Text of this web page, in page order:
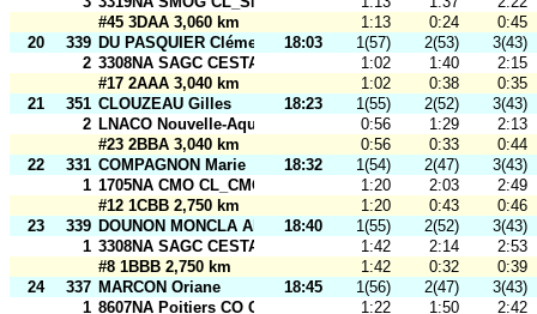
#45 3DAA 3,060 km
1:13 0:24
0:45
20
339 DU PASQUIER Clément 18:03 1(57) 2(53)
3(43)
2 3308NA SAGC CESTAS CL_SAGC 1 1:02 1:40
2:15
#17 2AAA 3,040 km
1:02 0:38
0:35
21
351 CLOUZEAU Gilles 18:23 1(55) 2(52)
3(43)
2 LNACO Nouvelle-Aquitaine CL_Cofsmog
0:56 1:29
2:13
#23 2BBA 3,040 km
0:56 0:33
0:44
22
331 COMPAGNON Marie 18:32 1(54) 2(47)
3(43)
1 1705NA CMO CL_CMO 1 1:20 2:03
2:49
#12 1CBB 2,750 km
1:20 0:43
0:46
23
339 DOUNON MONCLA Alice 18:40 1(55) 2(52)
3(43)
1 3308NA SAGC CESTAS CL_SAGC 1 1:42 2:14
2:53
#8 1BBB 2,750 km
1:42 0:32
0:39
24
337 MARCON Oriane 18:45 1(56) 2(47)
3(43)
1 8607NA Poitiers CO CL_Poitiers CO11:22 1:50
2:42